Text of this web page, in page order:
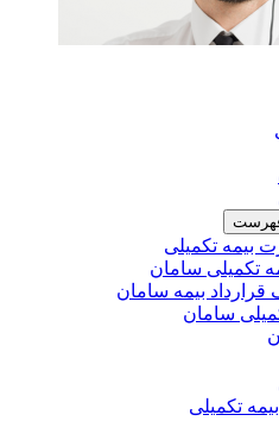
بیمه تکمیلی
تکمیلی سامان
بیمه سامان
سامان
تکمیلی